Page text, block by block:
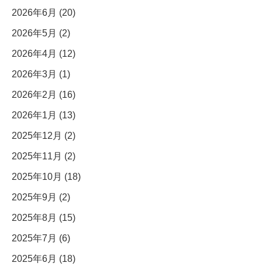
2026年6月 (20)
2026年5月 (2)
2026年4月 (12)
2026年3月 (1)
2026年2月 (16)
2026年1月 (13)
2025年12月 (2)
2025年11月 (2)
2025年10月 (18)
2025年9月 (2)
2025年8月 (15)
2025年7月 (6)
2025年6月 (18)